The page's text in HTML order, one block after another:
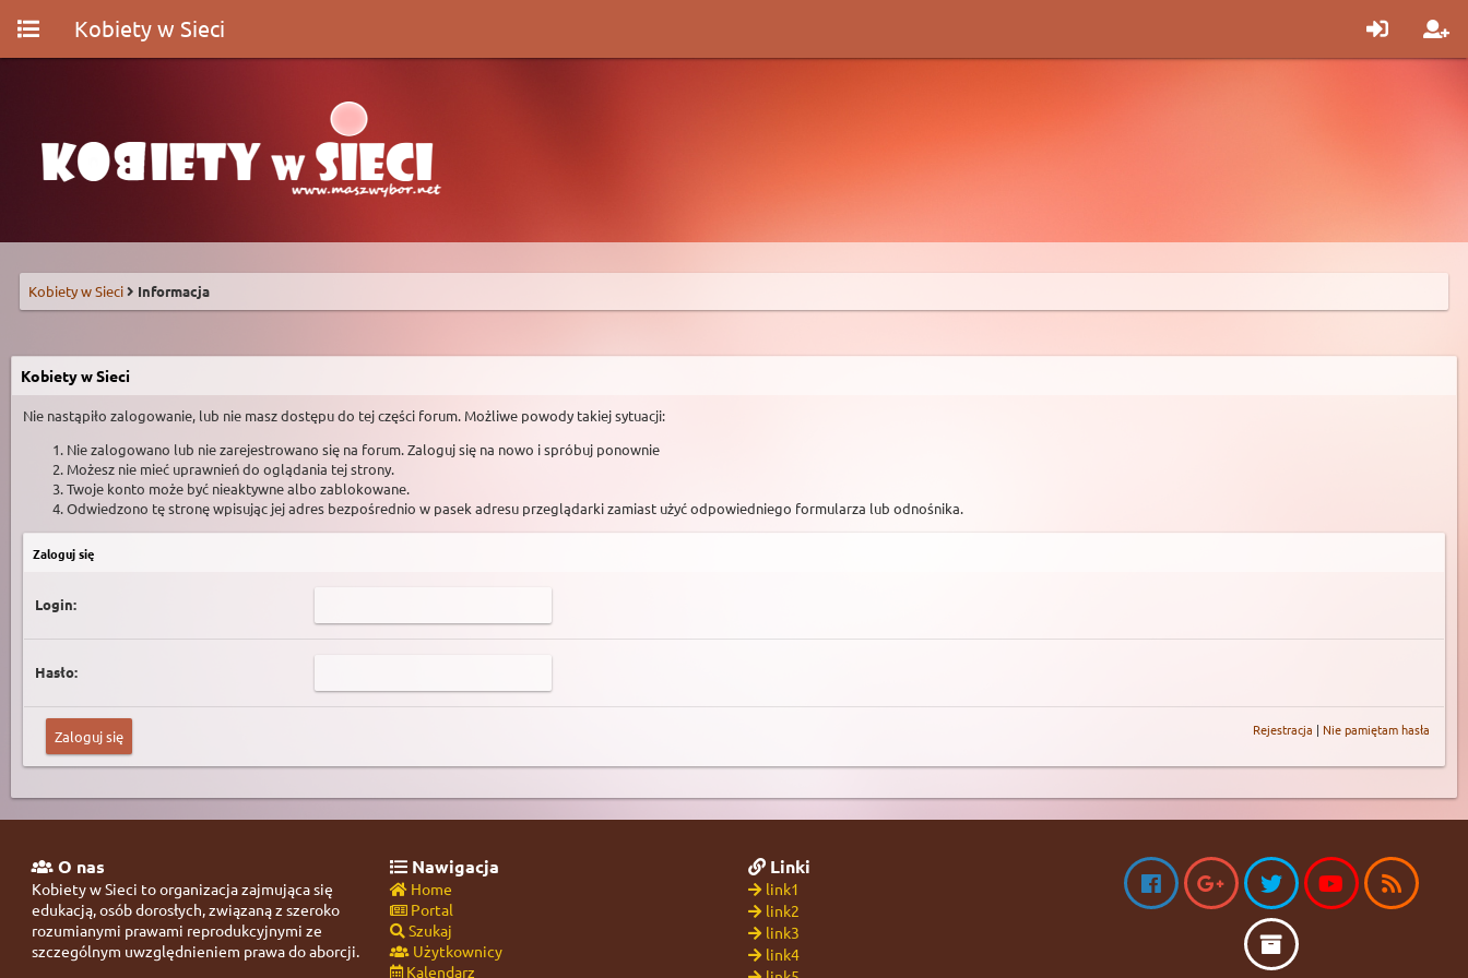
Kobiety w Sieci
Kobiety w Sieci Informacja
Kobiety w Sieci
Nie nastąpiło zalogowanie, lub nie masz dostępu do tej części forum. Możliwe powody takiej sytuacji:
Nie zalogowano lub nie zarejestrowano się na forum. Zaloguj się na nowo i spróbuj ponownie
Możesz nie mieć uprawnień do oglądania tej strony.
Twoje konto może być nieaktywne albo zablokowane.
Odwiedzono tę stronę wpisując jej adres bezpośrednio w pasek adresu przeglądarki zamiast użyć odpowiedniego formularza lub odnośnika.
Zaloguj się
Login:
Hasło:
Rejestracja | Nie pamiętam hasła
O nas
Kobiety w Sieci to organizacja zajmująca się
edukacją, osób dorosłych, związaną z szeroko
rozumianymi prawami reprodukcyjnymi ze
szczególnym uwzględnieniem prawa do aborcji.
Nawigacja
Home
Portal
Szukaj
Użytkownicy
Kalendarz
Linki
link1
link2
link3
link4